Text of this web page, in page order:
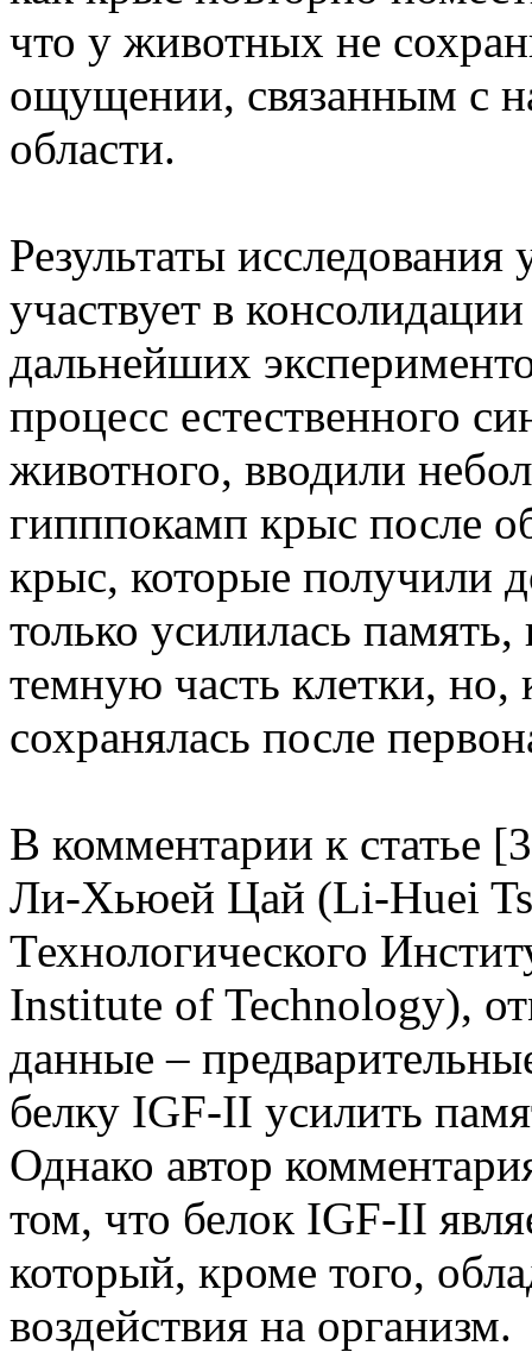
что у животных не
ощущении, связанным с
области.
Результаты
участвует в
дальнейших
процесс естественного
животного, вводили
гипппокамп крыс после
крыс, которые получили
только усилилась
темную часть клетки, но,
сохранялась после
В комментарии к статье
Ли-Хьюей Цай (Li-Huei
Технологического
Institute of Technology),
данные –
белку IGF-II усилить
Однако автор
том, что белок IGF-II
который, кроме того,
воздействия на организм.